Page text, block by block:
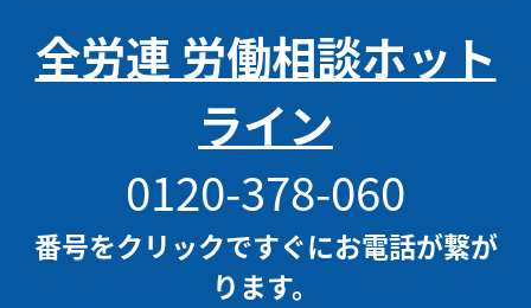
全労連 労働相談ホット
ライン
0120-378-060
番号をクリックですぐにお電話が繋が
ります。